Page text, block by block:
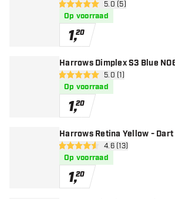
open reviews drawer
5 score sterren5.0 (5)
Op voorraad
1,20
Harrows Dimplex S3 Blue
open reviews drawer
5 score sterren5.0 (1)
Op voorraad
1,20
Harrows Retina Yellow -
open reviews
4.6 score sterren4.6 (13)
Op voorraad
1,20